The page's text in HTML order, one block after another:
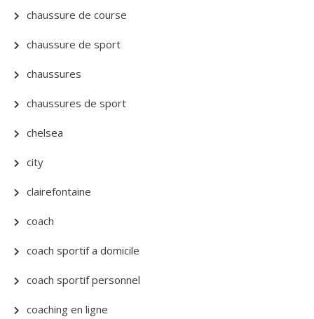
chaussure de course
chaussure de sport
chaussures
chaussures de sport
chelsea
city
clairefontaine
coach
coach sportif a domicile
coach sportif personnel
coaching en ligne